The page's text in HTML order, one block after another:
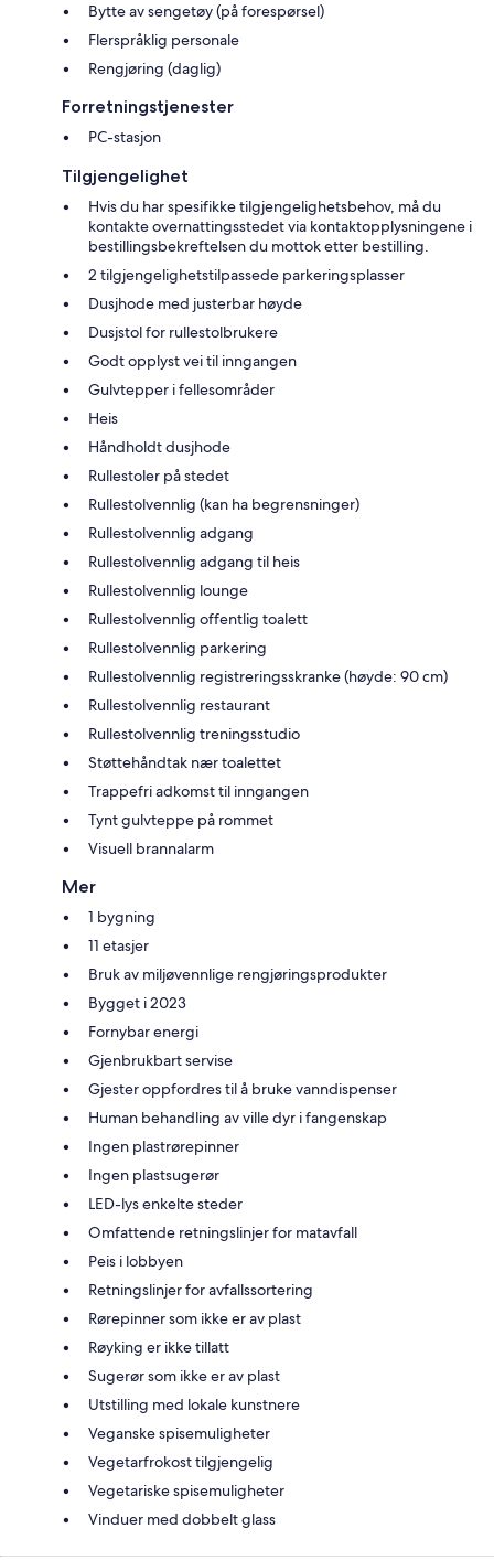
Bytte av sengetøy (på forespørsel)
Flerspråklig personale
Rengjøring (daglig)
Forretningstjenester
PC-stasjon
Tilgjengelighet
Hvis du har spesifikke tilgjengelighetsbehov, må du
kontakte overnattingsstedet via kontaktopplysningene i
bestillingsbekreftelsen du mottok etter bestilling.
2 tilgjengelighetstilpassede parkeringsplasser
Dusjhode med justerbar høyde
Dusjstol for rullestolbrukere
Godt opplyst vei til inngangen
Gulvtepper i fellesområder
Heis
Håndholdt dusjhode
Rullestoler på stedet
Rullestolvennlig (kan ha begrensninger)
Rullestolvennlig adgang
Rullestolvennlig adgang til heis
Rullestolvennlig lounge
Rullestolvennlig offentlig toalett
Rullestolvennlig parkering
Rullestolvennlig registreringsskranke (høyde: 90 cm)
Rullestolvennlig restaurant
Rullestolvennlig treningsstudio
Støttehåndtak nær toalettet
Trappefri adkomst til inngangen
Tynt gulvteppe på rommet
Visuell brannalarm
Mer
1 bygning
11 etasjer
Bruk av miljøvennlige rengjøringsprodukter
Bygget i 2023
Fornybar energi
Gjenbrukbart servise
Gjester oppfordres til å bruke vanndispenser
Human behandling av ville dyr i fangenskap
Ingen plastrørepinner
Ingen plastsugerør
LED-lys enkelte steder
Omfattende retningslinjer for matavfall
Peis i lobbyen
Retningslinjer for avfallssortering
Rørepinner som ikke er av plast
Røyking er ikke tillatt
Sugerør som ikke er av plast
Utstilling med lokale kunstnere
Veganske spisemuligheter
Vegetarfrokost tilgjengelig
Vegetariske spisemuligheter
Vinduer med dobbelt glass